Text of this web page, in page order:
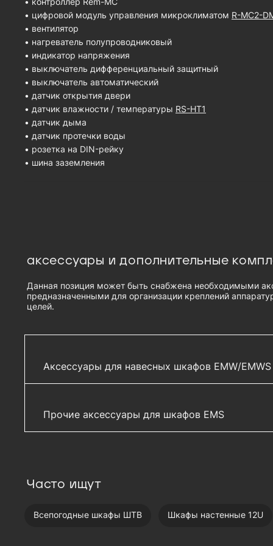
• цифровой модуль управления микроклиматом R-MC2-
• вентилятор
• нагреватель полупроводниковый
• индикатор напряжения
• выключатель дифференциальный защитный
• выключатель автоматический
• датчик открытия двери
• датчик влажности / температуры RS-HT1
• датчик дыма
• датчик протечки воды
• розетка на DIN-рейку
• шина заземления
аксессуары и дополнительные
Данная позиция может быть снабжена необходимыми
предназначенными для организации креплений
целей.
Аксессуары для навесных шкафов EMW/EMWS
Прочие аксессуары для шкафов EMS
EMS-M5x12TORX-500
Часто ищут
Всепогодные шкафы ШТВ Шкафы настенные 12U